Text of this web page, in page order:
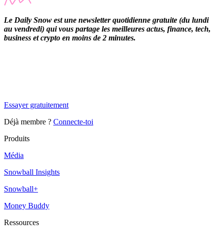
Le Daily Snow est une newsletter quotidienne gratuite (du lundi
au vendredi) qui vous partage les meilleures actus, finance, tech,
business et crypto en moins de 2 minutes.
Essayer gratuitement
Déjà membre ? Connecte-toi
Produits
Média
Snowball Insights
Snowball+
Money Buddy
Ressources